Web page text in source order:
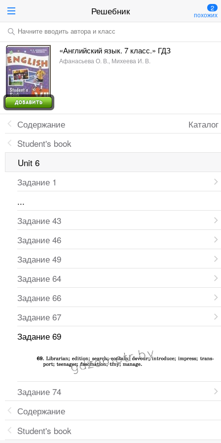
Решебник 2
похожих
Начните вводить автора и класс
«Английский язык. 7 класс.» ГДЗ
Афанасьева О. В., Михеева И. В.
Каталог
Содержание
Student's book
Unit 6
Задание 1
...
Задание 43
Задание 46
Задание 49
Задание 64
Задание 66
Задание 67
Задание 69
Задание 74
Содержание
Student's book